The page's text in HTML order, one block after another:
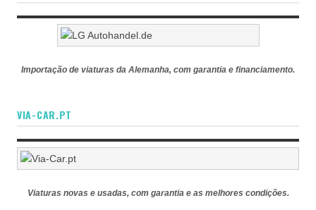
Importação de viaturas da Alemanha, com garantia e financiamento.
VIA-CAR.PT
Viaturas novas e usadas, com garantia e as melhores condições.